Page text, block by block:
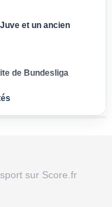
et un ancien
de Bundesliga
à Lyon mais un gros
sur Score.fr